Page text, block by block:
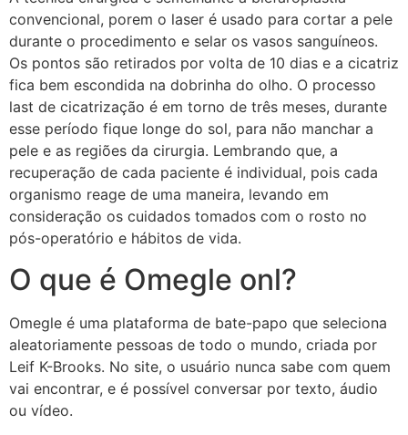
convencional, porem o laser é usado para cortar a pele
durante o procedimento e selar os vasos sanguíneos.
Os pontos são retirados por volta de 10 dias e a cicatriz
fica bem escondida na dobrinha do olho. O processo
last de cicatrização é em torno de três meses, durante
esse período fique longe do sol, para não manchar a
pele e as regiões da cirurgia. Lembrando que, a
recuperação de cada paciente é individual, pois cada
organismo reage de uma maneira, levando em
consideração os cuidados tomados com o rosto no
pós-operatório e hábitos de vida.
O que é Omegle onl?
Omegle é uma plataforma de bate-papo que seleciona
aleatoriamente pessoas de todo o mundo, criada por
Leif K-Brooks. No site, o usuário nunca sabe com quem
vai encontrar, e é possível conversar por texto, áudio
ou vídeo.